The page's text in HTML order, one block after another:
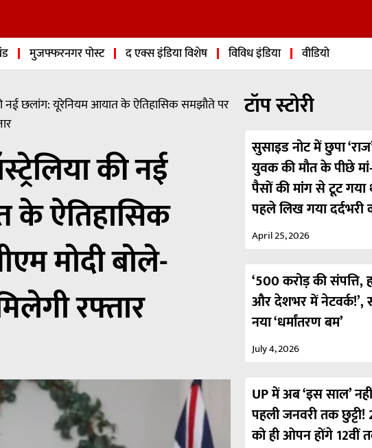
मुजफ्फरनगर पोस्ट द एक्स इंडिया विशेष विविध इंडिया वीडियो
नई छलांग: यूरेनियम आयात के ऐतिहासिक समझौते पर
की नई
के ऐतिहासिक
मोदी बोले-
रफ्तार
टॉप स्टोरी
सुसाइड नोट में छुपा
युवक की मौत के पीछे
पैसों की मांग से टूट
पहले लिख गया दर्दभरी
April 25, 2026
‘500 करोड़ की संपत्ति,
और देशभर में नेटवर्क!’,
नया ‘धर्मांतरण बम’
July 4, 2026
UP में अब ‘इस साल’
पहली जनवरी तक
को ही ओपन होंगे